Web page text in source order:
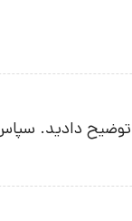
دادید.